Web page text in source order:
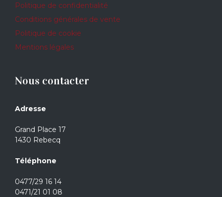
Politique de confidentialité
Conditions générales de vente
Politique de cookie
Mentions légales
Nous contacter
Adresse
Grand Place 17
1430 Rebecq
Téléphone
0477/29 16 14
0471/21 01 08